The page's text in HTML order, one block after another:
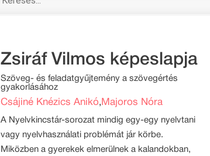
Zsiráf Vilmos képeslapja
Szöveg- és feladatgyűjtemény a szövegértés
gyakorlásához
Csájiné Knézics Anikó, Majoros Nóra
A Nyelvkincstár-sorozat mindig egy-egy nyelvtani
vagy nyelvhasználati problémát jár körbe.
Miközben a gyerekek elmerülnek a kalandokban,